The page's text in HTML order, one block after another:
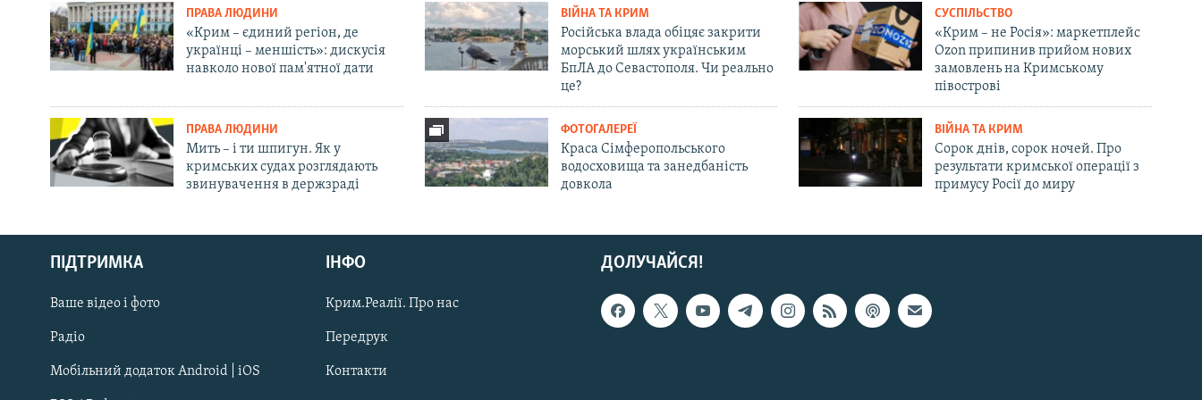
Русский
Qırımtatar
ДОЛУЧАЙСЯ!
ПРАВА ЛЮДИНИ
«Крим – єдиний регіон, де
українці – меншість»: дискусія
навколо нової пам'ятної дати
ВІЙНА ТА КРИМ
Російська влада обіцяє закрити
морський шлях українським
БпЛА до Севастополя. Чи реально
це?
СУСПІЛЬСТВО
«Крим – не Росія»: маркетплейс
Ozon припинив прийом нових
замовлень на Кримському
півострові
ПРАВА ЛЮДИНИ
Мить – і ти шпигун. Як у
кримських судах розглядають
звинувачення в держзраді
ФОТОГАЛЕРЕЇ
Краса Сімферопольського
водосховища та занедбаність
довкола
ВІЙНА ТА КРИМ
Сорок днів, сорок ночей. Про
результати кримської операції з
примусу Росії до миру
ДОЛУЧАЙСЯ!
ПІДТРИМКА
Ваше відео і фото
Радіо
Мобільний додаток Android | iOS
ІНФО
Крим.Реалії. Про нас
Передрук
Контакти